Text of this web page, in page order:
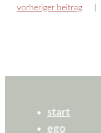
vorheriger beitrag
start
ego